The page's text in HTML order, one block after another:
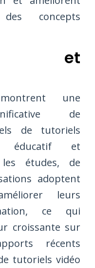
concepts
et
une
de
de tutoriels
éducatif et
les études, de
adoptent
leurs
ce qui
croissante sur
récents
tutoriels vidéo